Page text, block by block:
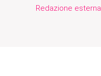
Redazione esterna